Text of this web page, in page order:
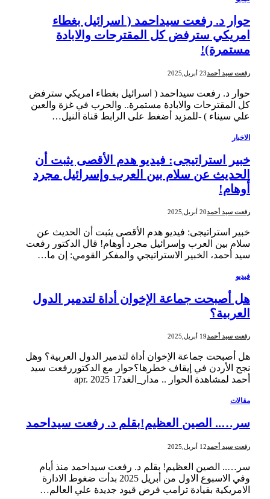
حوار د. رفعت سيداحمد ( اسرائيل بغطاء
امريكي سترفض كل المقترحات والابادة
مستمرة)!
رفعت سيد أحمد23 أبريل,2025
حوار د. رفعت سيداحمد ( اسرائيل بغطاء امريكي سترفض
كل المقترحات والابادة مستمرة.. والحرب في غزة والعين
علي سيناء ) -للمزيد أضغط على الرابط قناة النيل…
الاخبار
خبير استراتيجى: فيديو هدم الأقصى يثبت أن
الحديث عن سلام بين العرب وإسرائيل مجرد
أوهام!
رفعت سيد أحمد20 أبريل,2025
خبير استراتيجى: فيديو هدم الأقصى يثبت أن الحديث عن
سلام بين العرب وإسرائيل مجرد أوهام! قال الدكتور رفعت
سيد أحمد، الخبير الاستراتيجي والمفكر القومي: إن ما…
فيديو
هل أصبحت جماعة الإخوان أداة لتدمير الدول
العربية؟
رفعت سيد أحمد19 أبريل,2025
هل أصبحت جماعة الإخوان أداة لتدمير الدول العربية؟ وهل
نجح الأردن في إيقاف خطرها؟حوار مع الدكتوررفعت سيد
أحمد لمشاهدة الحوار .. مدار_الغد17 apr. 2025
مقالات
سر….. الصين العظيم!بقلم د. رفعت سيداحمد
رفعت سيد أحمد12 أبريل,2025
سر….. الصين العظيم! بقلم د. رفعت سيداحمد منذ أيام
وفي الاسبوع الاول من أبريل 2025 بدأت ضغوط الادارة
الامريكية بقيادة ترامب فرض قيود جديدة علي العالم…